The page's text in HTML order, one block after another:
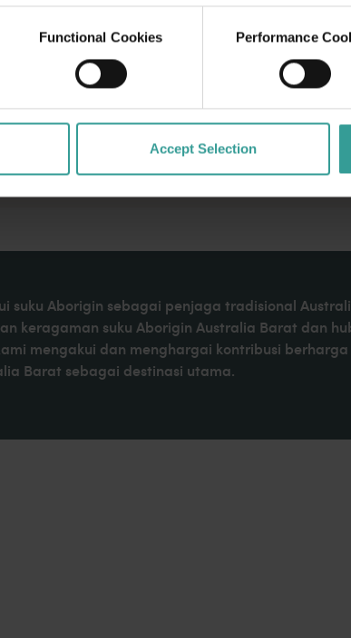
Functional Cookies Performance
Accept Selection
membenamkan
atau melakukan
Di utara,
dan keajaiban laut
Dunia
suku Aborigin sebagai penjaga tradisional
keragaman suku Aborigin Australia Barat dan
mengakui dan menghargai kontribusi
Barat sebagai destinasi utama.